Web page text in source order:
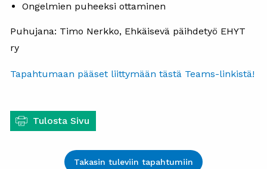
Ongelmien puheeksi ottaminen
Puhujana: Timo Nerkko, Ehkäisevä päihdetyö EHYT
ry
Tapahtumaan pääset liittymään tästä Teams-linkistä!
Tulosta Sivu
Takasin tuleviin tapahtumiin